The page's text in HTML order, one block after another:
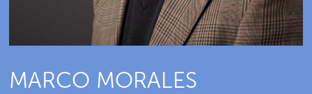
MARCO MORALES